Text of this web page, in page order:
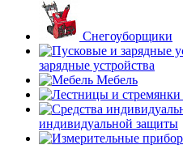
Снегоуборщики
зарядные устройства
Мебель
индивидуальной защиты